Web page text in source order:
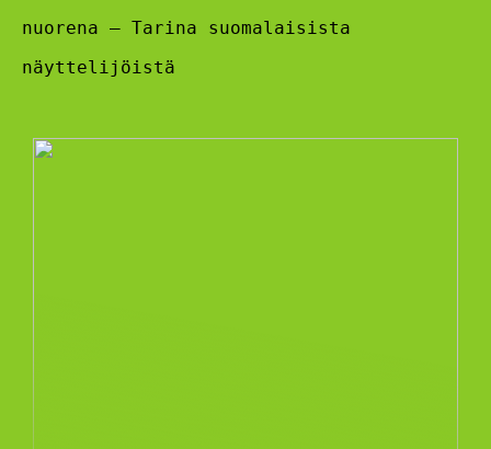
nuorena – Tarina suomalaisista
näyttelijöistä